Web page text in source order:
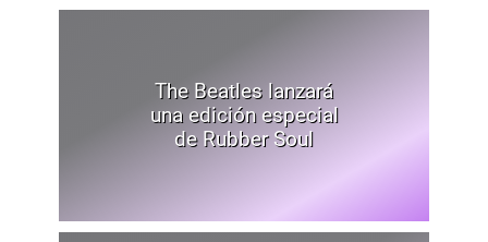
The Beatles lanzará
una edición especial
de Rubber Soul